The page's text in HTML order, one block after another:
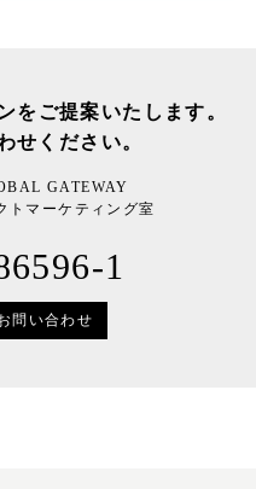
をご提案いたします。
せください。
GATEWAY
トマーケティング室
1
問い合わせ